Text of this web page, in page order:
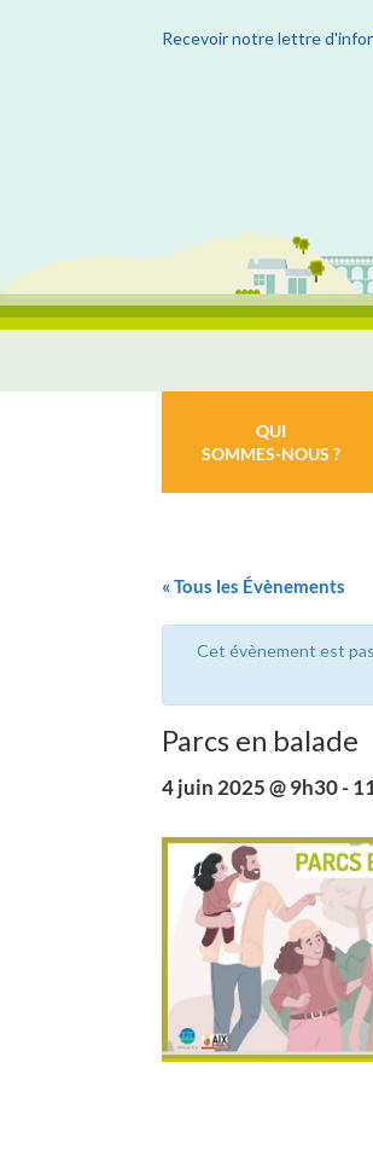
Recevoir notre lettre
QUI
SOMMES-NOUS ?
« Tous les Évènements
Cet évènement est
Parcs en balade
4 juin 2025 @ 9h30-